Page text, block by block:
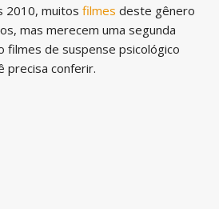
2010, muitos filmes deste gênero
mas merecem uma segunda
filmes de suspense psicológico
precisa conferir.